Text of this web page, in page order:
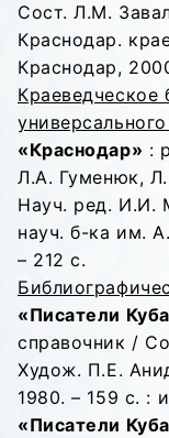
Сост. Л.М.
Краснодар.
Краснодар,
Краеведческое
«Краснодар» :
Л.А. Гуменюк,
Науч. ред. И.И.
науч. б-ка им.
– 212 с.
«Писатели
справочник /
Худож. П.Е.
1980. – 159 с. :
«Писатели